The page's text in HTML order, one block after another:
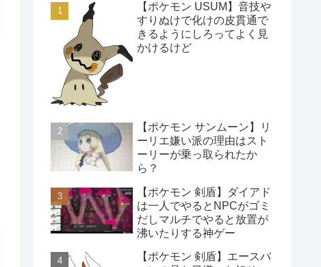
【ポケモン USUM】音技や
すりぬけで化けの皮貫通で
きるようにしろってよく見
かけるけど
【ポケモン サンムーン】リ
ーリエ嫌い派の理由はスト
ーリーが乗っ取られたか
ら？
【ポケモン 剣盾】ダイアド
は一人でやるとNPCがゴミ
だしマルチでやると放置が
沸いたりする神ゲー
【ポケモン 剣盾】エースバ